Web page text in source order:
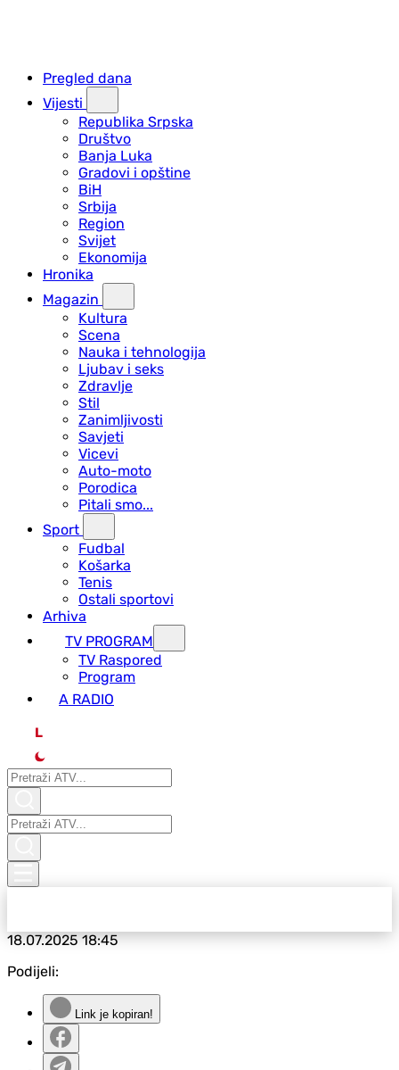
Pregled dana
Vijesti
Republika Srpska
Društvo
Banja Luka
Gradovi i opštine
BiH
Srbija
Region
Svijet
Ekonomija
Hronika
Magazin
Kultura
Scena
Nauka i tehnologija
Ljubav i seks
Zdravlje
Stil
Zanimljivosti
Savjeti
Vicevi
Auto-moto
Porodica
Pitali smo...
Sport
Fudbal
Košarka
Tenis
Ostali sportovi
Arhiva
TV PROGRAM
ТV Raspored
Program
A RADIO
L
18.07.202518:45
Podijeli:
Link je kopiran!